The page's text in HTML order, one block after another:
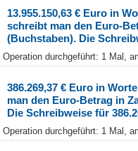
13.955.150,63 € Euro in
schreibt man den Euro-
(Buchstaben). Die
Operation durchgeführt: 1 Mal,
386.269,37 € Euro in
man den Euro-Betrag in
Die Schreibweise für
Operation durchgeführt: 1 Mal,